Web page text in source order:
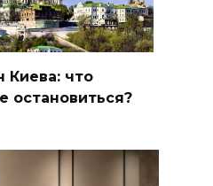
Киева: что
остановиться?